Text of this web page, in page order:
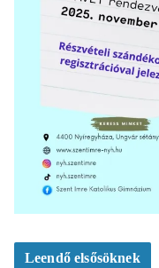
Leendő elsősöknek